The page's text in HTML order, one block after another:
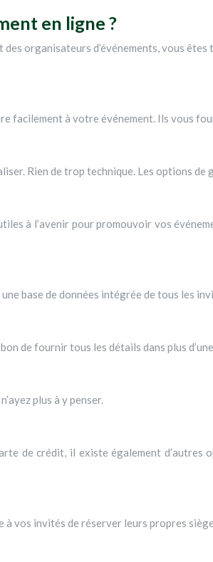
en ligne ?
des organisateurs d’événements, vous
facilement à votre événement. Ils vous
Rien de trop technique. Les options
à l’avenir pour promouvoir vos
base de données intégrée de tous les
de fournir tous les détails dans plus
plus à y penser.
de crédit, il existe également
vos invités de réserver leurs propres